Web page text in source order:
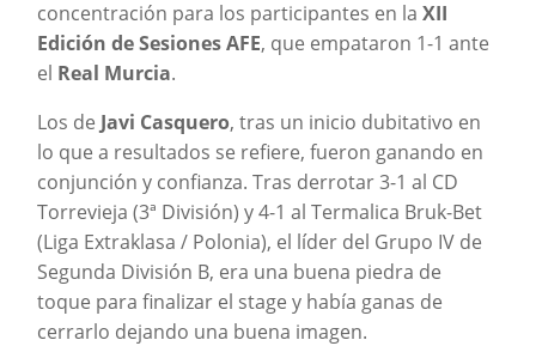
concentración para los participantes en la XII
Edición de Sesiones AFE, que empataron 1-1 ante
el Real Murcia.
Los de Javi Casquero, tras un inicio dubitativo en
lo que a resultados se refiere, fueron ganando en
conjunción y confianza. Tras derrotar 3-1 al CD
Torrevieja (3ª División) y 4-1 al Termalica Bruk-Bet
(Liga Extraklasa / Polonia), el líder del Grupo IV de
Segunda División B, era una buena piedra de
toque para finalizar el stage y había ganas de
cerrarlo dejando una buena imagen.